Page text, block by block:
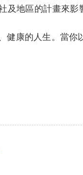
及地區的計畫來
健康的人生。當你